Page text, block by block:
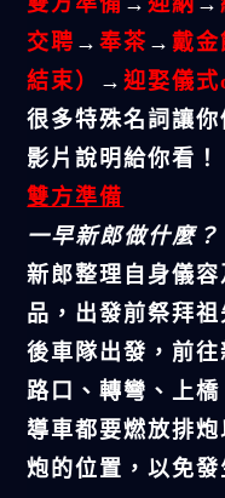
交聘 →奉茶 →戴金
結束）
→迎娶儀
很多特殊名詞讓
影片說明給你看！
雙方準備
一早新郎做什麼？
新郎整理自身儀
品，出發前祭拜
後車隊出發，前
路口、轉彎、上
導車都要燃放排
炮的位置，以免發